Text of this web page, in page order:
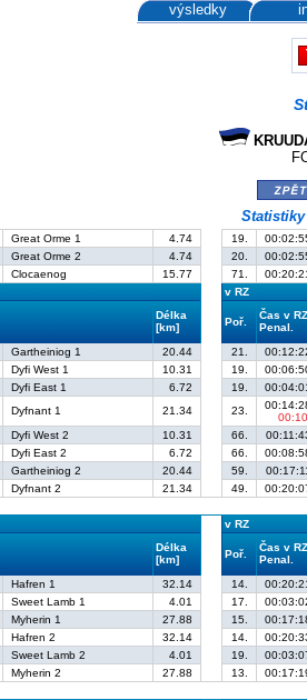
výsledky
Great Orme 1 4.74 19.
Great Orme 2 4.74 20.
Clocaenog 15.77 71.
v RZ
Délka
[km]
Poř.
Čas v
Penal.
Gartheiniog 1 20.44 21.
Dyfi West 1 10.31 19.
Dyfi East 1 6.72 19.
Dyfnant 1 21.34 23.
Dyfi West 2 10.31 66.
Dyfi East 2 6.72 66.
Gartheiniog 2 20.44 59.
Dyfnant 2 21.34 49.
v RZ
Délka
[km]
Poř.
Čas v
Penal.
Hafren 1 32.14 14.
Sweet Lamb 1 4.01 17.
Myherin 1 27.88 15.
Hafren 2 32.14 14.
Sweet Lamb 2 4.01 19.
Myherin 2 27.88 13.